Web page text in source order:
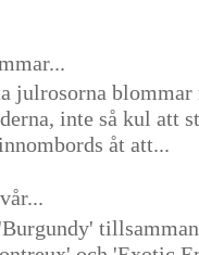
julrosorna blommar
inte så kul att
åt att...